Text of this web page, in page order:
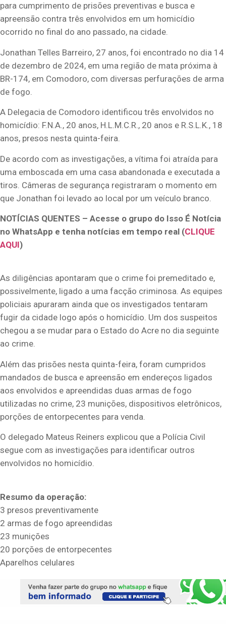
para cumprimento de prisões preventivas e busca e
apreensão contra três envolvidos em um homicídio
ocorrido no final do ano passado, na cidade.
Jonathan Telles Barreiro, 27 anos, foi encontrado no dia 14
de dezembro de 2024, em uma região de mata próxima à
BR-174, em Comodoro, com diversas perfurações de arma
de fogo.
A Delegacia de Comodoro identificou três envolvidos no
homicídio: F.N.A., 20 anos, H.L.M.C.R., 20 anos e R.S.L.K., 18
anos, presos nesta quinta-feira.
De acordo com as investigações, a vítima foi atraída para
uma emboscada em uma casa abandonada e executada a
tiros. Câmeras de segurança registraram o momento em
que Jonathan foi levado ao local por um veículo branco.
NOTÍCIAS QUENTES – Acesse o grupo do Isso É Notícia
no WhatsApp e tenha notícias em tempo real (CLIQUE
AQUI)
As diligências apontaram que o crime foi premeditado e,
possivelmente, ligado a uma facção criminosa. As equipes
policiais apuraram ainda que os investigados tentaram
fugir da cidade logo após o homicídio. Um dos suspeitos
chegou a se mudar para o Estado do Acre no dia seguinte
ao crime.
Além das prisões nesta quinta-feira, foram cumpridos
mandados de busca e apreensão em endereços ligados
aos envolvidos e apreendidas duas armas de fogo
utilizadas no crime, 23 munições, dispositivos eletrônicos,
porções de entorpecentes para venda.
O delegado Mateus Reiners explicou que a Polícia Civil
segue com as investigações para identificar outros
envolvidos no homicídio.
Resumo da operação:
3 presos preventivamente
2 armas de fogo apreendidas
23 munições
20 porções de entorpecentes
Aparelhos celulares